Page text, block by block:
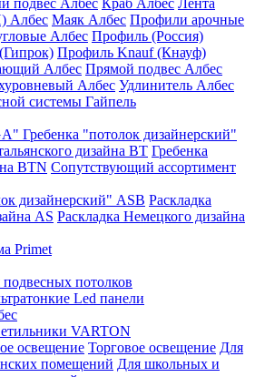
подвес Албес Краб Албес Лента
Албес Маяк Албес Профили арочные
Албес Профиль (Россия)
Профиль Knauf (Кнауф)
Албес Прямой подвес Албес
Албес Удлинитель Албес
системы Гайпель
Гребенка "потолок дизайнерский"
дизайна BT Гребенка
ВТN Сопутствующий ассортимент
дизайнерский" ASB Раскладка
AS Раскладка Немецкого дизайна
Primet
потолков
Led панели
VARTON
освещение Торговое освещение Для
помещений Для школьных и